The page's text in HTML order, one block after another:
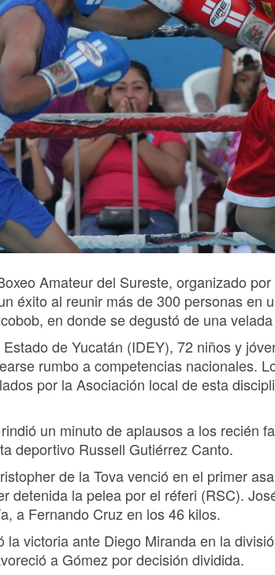
Amateur del Sureste, organizado
éxito al reunir más de 300 personas en
en donde se degustó de una
de Yucatán (IDEY), 72 niños y
rumbo a competencias nacionales.
por la Asociación local de esta
un minuto de aplausos a los recién
deportivo Russell Gutiérrez Canto.
de la Tova venció en el primer
detenida la pelea por el réferi (RSC).
a Fernando Cruz en los 46 kilos.
victoria ante Diego Miranda en la
a Gómez por decisión dividida.